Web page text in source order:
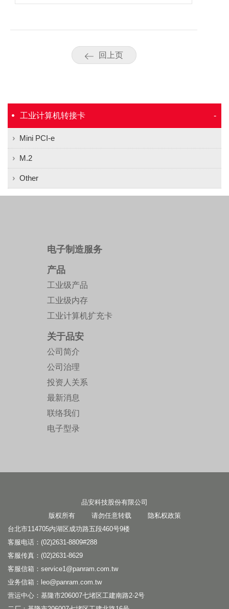
回上页
工业计算机转接卡
Mini PCI-e
M.2
Other
电子制造服务
产品
工业级产品
工业级内存
工业计算机扩充卡
关于品安
公司简介
公司治理
投资人关系
最新消息
联络我们
电子型录
品安科技股份有限公司
版权所有 请勿任意转载 隐私权政策
台北市114705内湖区成功路五段460号9楼
客服电话：(02)2631-8809#288
客服传真：(02)2631-8629
客服信箱： service1@panram.com.tw
业务信箱： leo@panram.com.tw
营运中心：基隆市206007七堵区工建南路2-2号